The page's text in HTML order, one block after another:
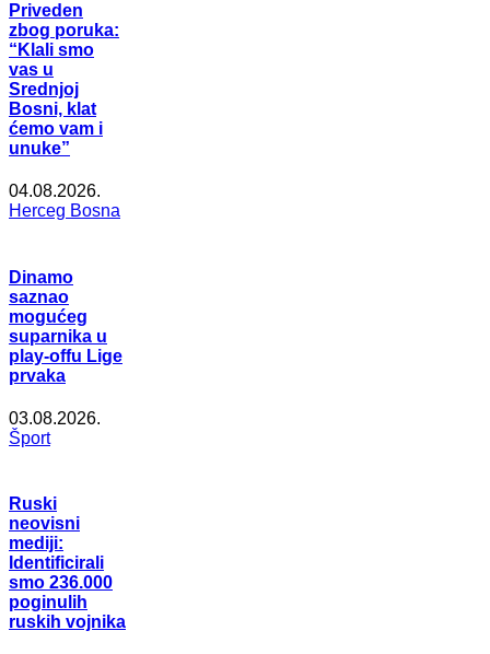
Priveden
zbog poruka:
“Klali smo
vas u
Srednjoj
Bosni, klat
ćemo vam i
unuke”
04.08.2026.
Herceg Bosna
Dinamo
saznao
mogućeg
suparnika u
play-offu Lige
prvaka
03.08.2026.
Šport
Ruski
neovisni
mediji:
Identificirali
smo 236.000
poginulih
ruskih vojnika